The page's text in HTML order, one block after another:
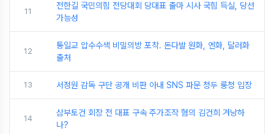
11
전한길 국민의힘 전당대회 당대표 출마 시사 국힘 득실, 당선
가능성
12
통일교 압수수색 비밀의방 포착. 돈다발 원화, 엔화, 달러화
출처
13 서정원 감독 구단 공개 비판 아내 SNS 파문 청두 룽청 입장
14
삼부토건 회장 전 대표 구속 주가조작 혐의 김건희 겨낭하
나?